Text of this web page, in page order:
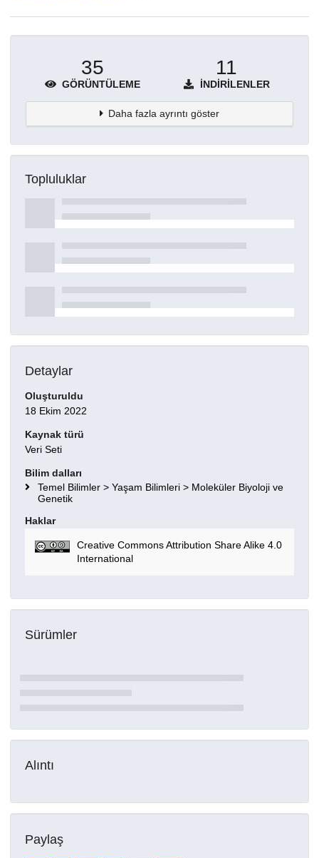
35
GÖRÜNTÜLEME
11
İNDIRILENLER
Daha fazla ayrıntı göster
Topluluklar
Detaylar
Oluşturuldu
18 Ekim 2022
Kaynak türü
Veri Seti
Bilim dalları
Temel Bilimler > Yaşam Bilimleri > Moleküler Biyoloji ve
Genetik
Haklar
Creative Commons Attribution Share Alike 4.0
International
Sürümler
Alıntı
Paylaş